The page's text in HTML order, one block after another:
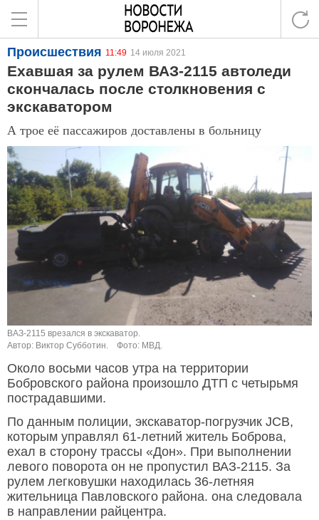
Происшествия 11:49 14 июля 2021
Ехавшая за рулем ВАЗ-2115 автоледи
скончалась после столкновения с
экскаватором
А трое её пассажиров доставлены в больницу
ВАЗ-2115 врезался в экскаватор.
Автор: Виктор Субботин.
Фото: МВД.
Около восьми часов утра на территории
Бобровского района произошло ДТП с четырьмя
пострадавшими.
По данным полиции, экскаватор-погрузчик JCB,
которым управлял 61-летний житель Боброва,
ехал в сторону трассы «Дон». При выполнении
левого поворота он не пропустил ВАЗ-2115. За
рулем легковушки находилась 36-летняя
жительница Павловского района. она следовала
в направлении райцентра.